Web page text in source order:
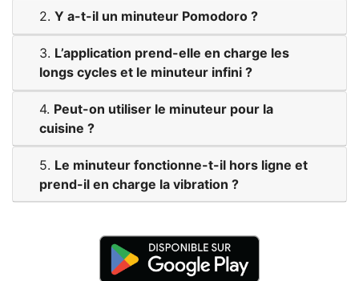
2. Y a-t-il un minuteur Pomodoro ?
3. L’application prend-elle en charge les
longs cycles et le minuteur infini ?
4. Peut-on utiliser le minuteur pour la
cuisine ?
5. Le minuteur fonctionne-t-il hors ligne et
prend-il en charge la vibration ?